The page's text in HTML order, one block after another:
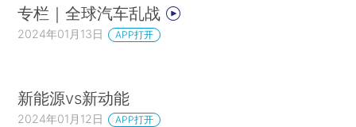
专栏｜全球汽车乱战
2024年01月13日 APP打开
新能源vs新动能
2024年01月12日 APP打开